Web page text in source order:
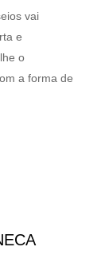
vai
e
o
a forma de